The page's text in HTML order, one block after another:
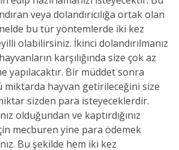
veya dolandırıcılığa ortak olan
bu tür yöntemlerde iki kez
olabilirsiniz. İkinci dolandırılmanız
karşılığında size çok az
yapılacaktır. Bir müddet sonra
miktarda hayvan getirileceğini size
sizden para isteyeceklerdir.
olduğundan ve kaptırdığınız
mecburen yine para ödemek
Bu şekilde hem iki kez